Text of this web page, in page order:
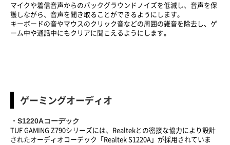
マイクや着信音声からのバックグラウンドノイズを低減し、音声を保
護しながら、音声を聞き取ることができるようにします。
キーボードの音やマウスのクリック音などの周囲の雑音を除去し、ゲ
ーム中や通話中にもクリアに聞こえるようにします。
ゲーミングオーディオ
・S1220Aコーデック
TUF GAMING Z790シリーズには、Realtekとの密接な協力により設計
されたオーディオコーデック「Realtek S1220A」が採用されていま